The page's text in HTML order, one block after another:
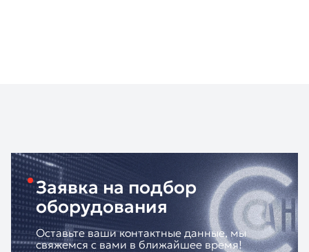
Заявка на подбор
оборудования
Оставьте ваши контактные данные, мы
свяжемся с вами в ближайшее время!